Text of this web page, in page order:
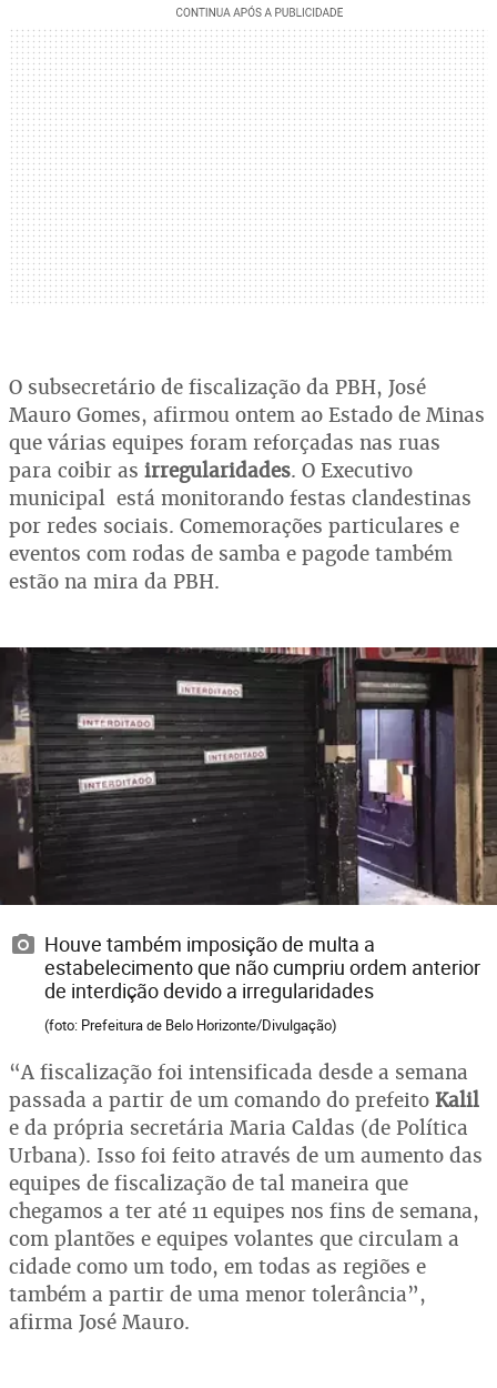
O subsecretário de fiscalização da PBH, José
Mauro Gomes, afirmou ontem ao Estado de Minas
que várias equipes foram reforçadas nas ruas
para coibir as irregularidades. O Executivo
municipal está monitorando festas clandestinas
por redes sociais. Comemorações particulares e
eventos com rodas de samba e pagode também
estão na mira da PBH.
Houve também imposição de multa a
estabelecimento que não cumpriu ordem anterior
de interdição devido a irregularidades
(foto: Prefeitura de Belo Horizonte/Divulgação)
“A fiscalização foi intensificada desde a semana
passada a partir de um comando do prefeito Kalil
e da própria secretária Maria Caldas (de Política
Urbana). Isso foi feito através de um aumento das
equipes de fiscalização de tal maneira que
chegamos a ter até 11 equipes nos fins de semana,
com plantões e equipes volantes que circulam a
cidade como um todo, em todas as regiões e
também a partir de uma menor tolerância”,
afirma José Mauro.